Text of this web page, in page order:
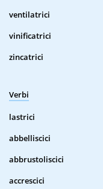
ventilatrici
vinificatrici
zincatrici
Verbi
lastrici
abbelliscici
abbrustoliscici
accrescici